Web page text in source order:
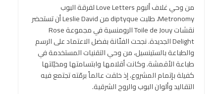
من وحي غلاف ألبوم Love Letters لفرقة البوب
Metronomy، طلبت diptyque من Leslie David أن تستحضر
نقشات Toile de Jouy الرومنسية في مجموعة Rose
Delight الجديدة. نجحت الفنّانة بفضل الاعتماد على الرسم
والطباعة بالستينسيل، من وحي التقنيات المستخدمة في
طباعة الأقمشة. وكانت أقلامها وابتسامتها ومخيّلتها
كفيلة بإتمام المشروع، إذ خلقت عالماً برمّته تجتمع فيه
التقاليد وألوان البوب والروح الشرقية.